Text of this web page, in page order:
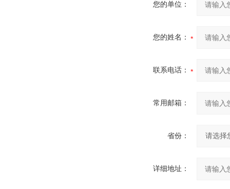
您的单位：
您的姓名：
联系电话：
常用邮箱：
省份：
详细地址：